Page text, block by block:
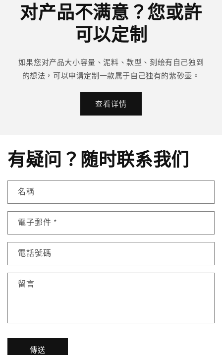
对产品不满意？您或許
可以定制
如果您对产品大小容量、泥料、款型、刻绘有自己独到
的想法，可以申请定制一款属于自己独有的紫砂壶。
查看详情
有疑问？随时联系我们
名稱
電子郵件 *
電話號碼
留言
傳送